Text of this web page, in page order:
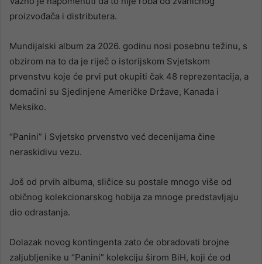
proizvođača i distributera.
Mundijalski album za 2026. godinu nosi posebnu težinu, s
obzirom na to da je riječ o istorijskom Svjetskom
prvenstvu koje će prvi put okupiti čak 48 reprezentacija, a
domaćini su Sjedinjene Američke Države, Kanada i
Meksiko.
“Panini” i Svjetsko prvenstvo već decenijama čine
neraskidivu vezu.
Još od prvih albuma, sličice su postale mnogo više od
običnog kolekcionarskog hobija za mnoge predstavljaju
dio odrastanja.
Dolazak novog kontingenta zato će obradovati brojne
zaljubljenike u “Panini” kolekciju širom BiH, koji će od